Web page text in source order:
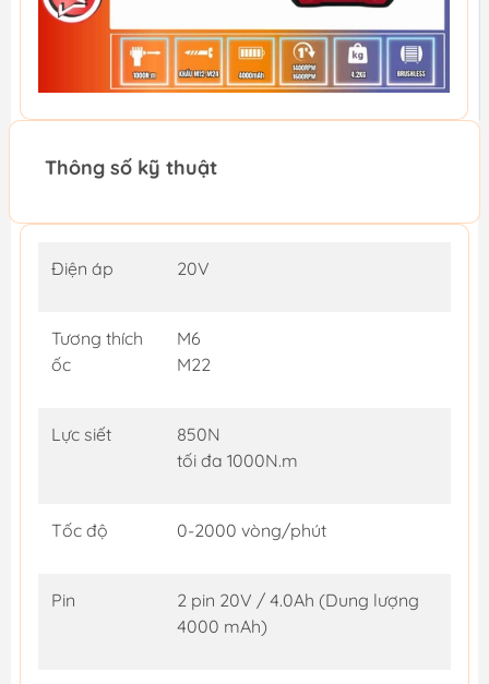
Thông số kỹ thuật
Điện áp 20V
Tương thích
ốc
M6
M22
Lực siết
850N
tối đa 1000N.m
Tốc độ 0-2000 vòng/phút
Pin
2 pin 20V / 4.0Ah (Dung lượng
4000 mAh)